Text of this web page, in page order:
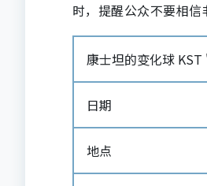
时，提醒公众不要相信
康士坦的变化球 KST
日期
地点